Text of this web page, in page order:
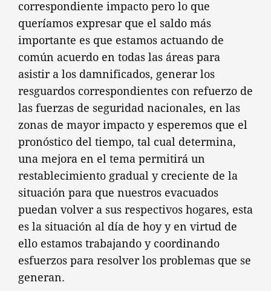
correspondiente impacto pero lo que
queríamos expresar que el saldo más
importante es que estamos actuando de
común acuerdo en todas las áreas para
asistir a los damnificados, generar los
resguardos correspondientes con refuerzo de
las fuerzas de seguridad nacionales, en las
zonas de mayor impacto y esperemos que el
pronóstico del tiempo, tal cual determina,
una mejora en el tema permitirá un
restablecimiento gradual y creciente de la
situación para que nuestros evacuados
puedan volver a sus respectivos hogares, esta
es la situación al día de hoy y en virtud de
ello estamos trabajando y coordinando
esfuerzos para resolver los problemas que se
generan.